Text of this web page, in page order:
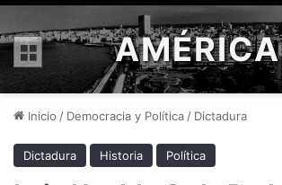
Menú
Inicio / Democracia y Política / Dictadura
Dictadura Historia Política